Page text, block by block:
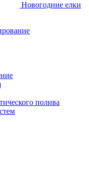
Новогодние елки
полива